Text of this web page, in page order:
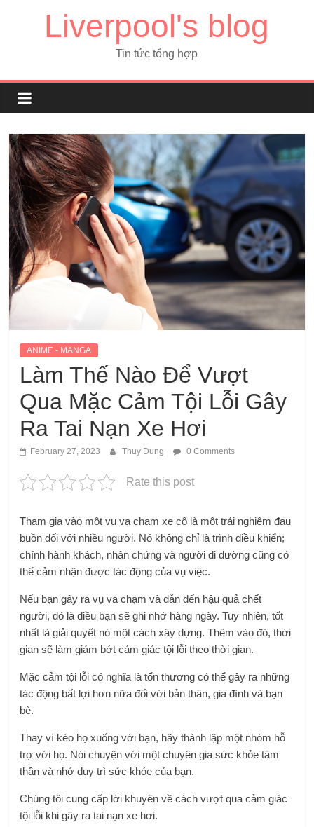
Liverpool's blog
Tin tức tổng hợp
ANIME - MANGA
Làm Thế Nào Để Vượt
Qua Mặc Cảm Tội Lỗi Gây
Ra Tai Nạn Xe Hơi
February 27, 2023 Thuy Dung 0 Comments
Rate this post
Tham gia vào một vụ va chạm xe cộ là một trải nghiệm đau
buồn đối với nhiều người. Nó không chỉ là trình điều khiển;
chính hành khách, nhân chứng và người đi đường cũng có
thể cảm nhận được tác động của vụ việc.
Nếu bạn gây ra vụ va chạm và dẫn đến hậu quả chết
người, đó là điều bạn sẽ ghi nhớ hàng ngày. Tuy nhiên, tốt
nhất là giải quyết nó một cách xây dựng. Thêm vào đó, thời
gian sẽ làm giảm bớt cảm giác tội lỗi theo thời gian.
Mặc cảm tội lỗi có nghĩa là tổn thương có thể gây ra những
tác động bất lợi hơn nữa đối với bản thân, gia đình và bạn
bè.
Thay vì kéo họ xuống với bạn, hãy thành lập một nhóm hỗ
trợ với họ. Nói chuyện với một chuyên gia sức khỏe tâm
thần và nhớ duy trì sức khỏe của bạn.
Chúng tôi cung cấp lời khuyên về cách vượt qua cảm giác
tội lỗi khi gây ra tai nạn xe hơi.